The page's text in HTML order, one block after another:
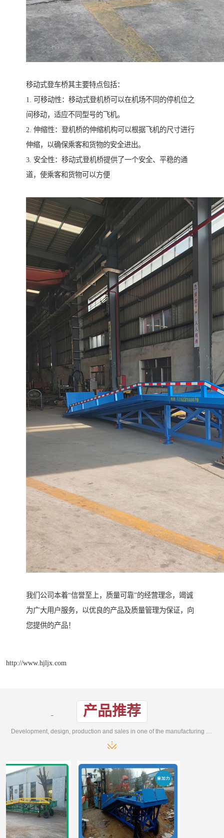
移动式登车桥其主要特点包括：
1. 可移动性：移动式登机桥可以在机场不同的停机位之
间移动，适应不同型号的飞机。
2. 伸缩性：登机桥的伸缩机构可以根据飞机的尺寸进行
伸缩，以确保乘客和货物的安全进出。
3. 安全性：移动式登机桥提供了一个安全、平稳的通
道，使乘客和货物可以方便
我们公司本着“信誉至上，质量可靠”的经营理念，竭诚
为广大用户服务，以优良的产品及质量管理为保证，向
您提供的产品！
http://www.hjljx.com
产品推荐